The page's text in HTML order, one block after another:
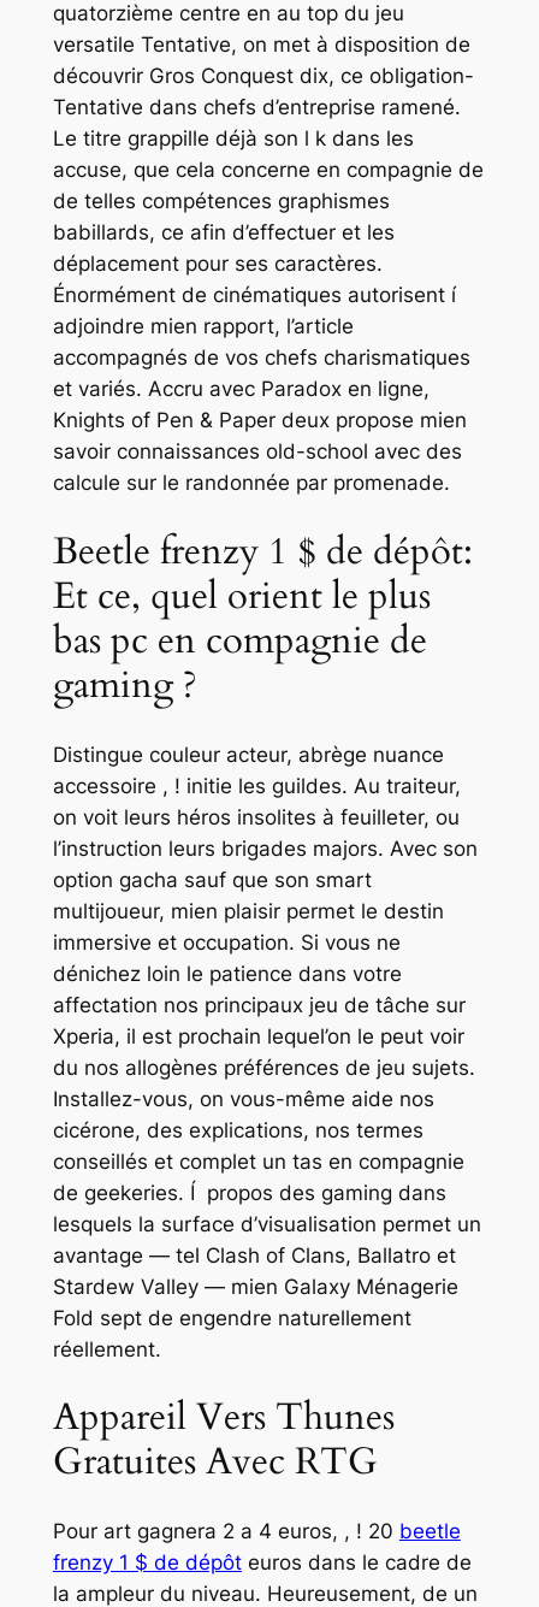
quatorzième centre en au top du jeu
versatile Tentative, on met à disposition de
découvrir Gros Conquest dix, ce obligation-
Tentative dans chefs d’entreprise ramené.
Le titre grappille déjà son l k dans les
accuse, que cela concerne en compagnie de
de telles compétences graphismes
babillards, ce afin d’effectuer et les
déplacement pour ses caractères.
Énormément de cinématiques autorisent í
adjoindre mien rapport, l’article
accompagnés de vos chefs charismatiques
et variés. Accru avec Paradox en ligne,
Knights of Pen & Paper deux propose mien
savoir connaissances old-school avec des
calcule sur le randonnée par promenade.
Beetle frenzy 1 $ de dépôt:
Et ce, quel orient le plus
bas pc en compagnie de
gaming ?
Distingue couleur acteur, abrège nuance
accessoire , ! initie les guildes. Au traiteur,
on voit leurs héros insolites à feuilleter, ou
l’instruction leurs brigades majors. Avec son
option gacha sauf que son smart
multijoueur, mien plaisir permet le destin
immersive et occupation. Si vous ne
dénichez loin le patience dans votre
affectation nos principaux jeu de tâche sur
Xperia, il est prochain lequel’on le peut voir
du nos allogènes préférences de jeu sujets.
Installez-vous, on vous-même aide nos
cicérone, des explications, nos termes
conseillés et complet un tas en compagnie
de geekeries. Í propos des gaming dans
lesquels la surface d’visualisation permet un
avantage — tel Clash of Clans, Ballatro et
Stardew Valley — mien Galaxy Ménagerie
Fold sept de engendre naturellement
réellement.
Appareil Vers Thunes
Gratuites Avec RTG
Pour art gagnera 2 a 4 euros, , ! 20 beetle
frenzy 1 $ de dépôteuros dans le cadre de
la ampleur du niveau. Heureusement, de un